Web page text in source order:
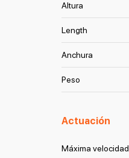
Altura
Length
Anchura
Peso
Actuación
Máxima velocidad